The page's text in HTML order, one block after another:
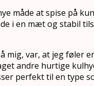
måde at spise på
i en mæt og stabil
mig, var, at jeg føler
andre hurtige
perfekt til en type